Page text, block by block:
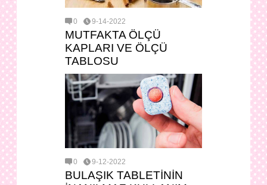
0 9-14-2022
MUTFAKTA ÖLÇÜ
KAPLARI VE ÖLÇÜ
TABLOSU
0 9-12-2022
BULAŞIK TABLETİNİN